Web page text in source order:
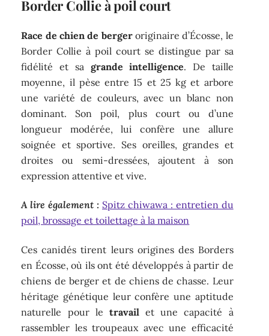
Border Collie à poil court
Race de chien de bergeroriginaire d’Écosse, le
Border Collie à poil court se distingue par sa
fidélité et sa grande intelligence. De taille
moyenne, il pèse entre 15 et 25 kg et arbore
une variété de couleurs, avec un blanc non
dominant. Son poil, plus court ou d’une
longueur modérée, lui confère une allure
soignée et sportive. Ses oreilles, grandes et
droites ou semi-dressées, ajoutent à son
expression attentive et vive.
A lire également : Spitz chiwawa : entretien du
poil, brossage et toilettage à la maison
Ces canidés tirent leurs origines des Borders
en Écosse, où ils ont été développés à partir de
chiens de berger et de chiens de chasse. Leur
héritage génétique leur confère une aptitude
naturelle pour le travailet une capacité à
rassembler les troupeaux avec une efficacité